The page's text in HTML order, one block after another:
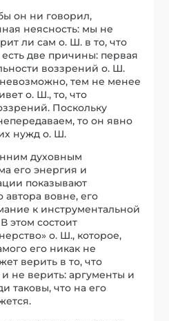
он ни говорил,
неясность: мы не
ли сам о. Ш. в то, что
две причины: первая
воззрений о. Ш.
тем не менее
о. Ш., то, что
Поскольку
то он явно
нужд о. Ш.
духовным
его энергия и
показывают
вовне, его
к инструментальной
этом состоит
о. Ш., которое,
его никак не
верить в то, что
не верить: аргументы и
таковы, что на его